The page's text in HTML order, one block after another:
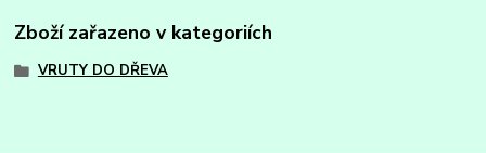
Zboží zařazeno v kategoriích
VRUTY DO DŘEVA